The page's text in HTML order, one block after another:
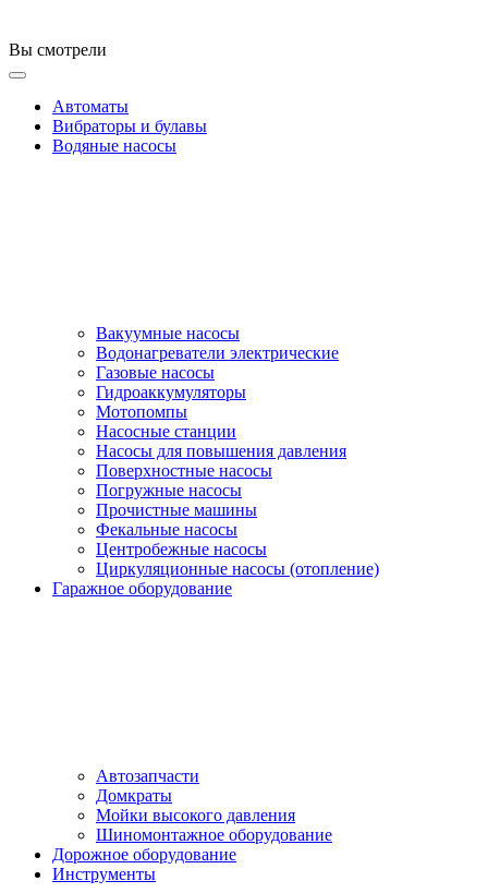
Вы смотрели
Автоматы
Вибраторы и булавы
Водяные насосы
Вакуумные насосы
Водонагреватели электрические
Газовые насосы
Гидроаккумуляторы
Мотопомпы
Насосные станции
Насосы для повышения давления
Поверхностные насосы
Погружные насосы
Прочистные машины
Фекальные насосы
Центробежные насосы
Циркуляционные насосы (отопление)
Гаражное оборудование
Автозапчасти
Домкраты
Мойки высокого давления
Шиномонтажное оборудование
Дорожное оборудование
Инструменты